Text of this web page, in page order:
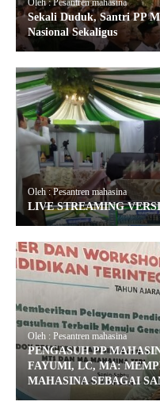
Oleh : Pesantren mahasina
Sekali Duduk, Santri PP
Nasional Sekaligus
Oleh : Pesantren mahasina
LIVE STREAMING
Oleh : Pesantren mahasina
PENGASUH PP
FAYUMI, LC, MA:
MAHASINA SEBAGAI